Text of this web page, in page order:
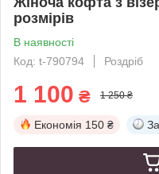
розмірів
В наявності
Код: t-790794
Роздріб
1 100 ₴ 1 250 ₴
Економія 150 ₴